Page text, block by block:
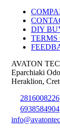
DIY
TERMS
AVATON
Eparchiaki
Heraklion,
2816008226
6938584904